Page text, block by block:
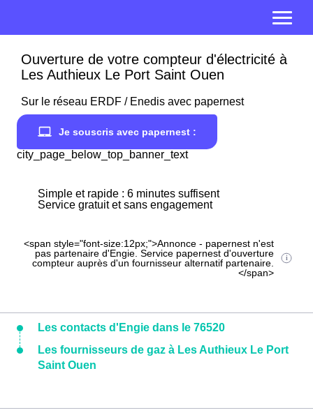
Ouverture de votre compteur d'électricité à
Les Authieux Le Port Saint Ouen
Sur le réseau ERDF / Enedis avec papernest
Je souscris avec papernest :
city_page_below_top_banner_text
Simple et rapide : 6 minutes suffisent
Service gratuit et sans engagement
<span style="font-size:12px;">Annonce - papernest n'est
pas partenaire d'Engie. Service papernest d'ouverture
compteur auprès d'un fournisseur alternatif partenaire.
</span>
Les contacts d'Engie dans le 76520
Les fournisseurs de gaz à Les Authieux Le Port
Saint Ouen